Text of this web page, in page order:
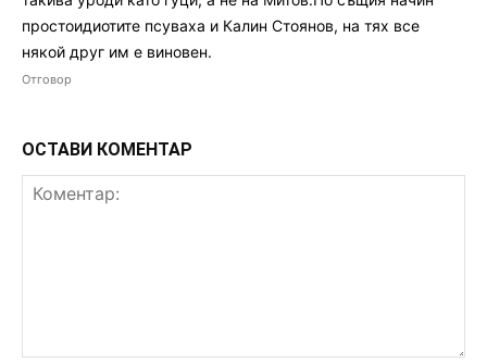
простоидиотите псуваха и Калин Стоянов, на тях все
някой друг им е виновен.
Отговор
ОСТАВИ КОМЕНТАР